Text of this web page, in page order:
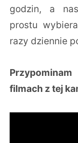
godzin, a
prostu
razy dziennie
filmach z tej